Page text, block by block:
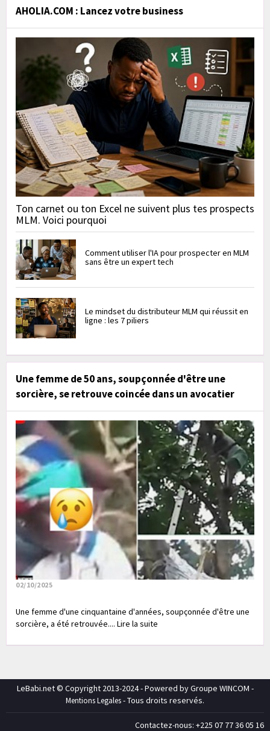
AHOLIA.COM : Lancez votre business
Ton carnet ou ton Excel ne suivent plus tes prospects
MLM. Voici pourquoi
Comment utiliser l'IA pour prospecter en MLM
sans être un expert tech
Le mindset du distributeur MLM qui réussit en
ligne : les 7 piliers
Une femme de 50 ans, soupçonnée d'être une
sorcière, se retrouve coincée dans un avocatier
02/10/2025
Une femme d'une cinquantaine d'années, soupçonnée d'être une
sorcière, a été retrouvée.... Lire la suite
LeBabi.net © Copyright 2013-2024 - Powered by Groupe WINCOM -
Mentions Legales- Tous droits reservés.
Contactez-nous: +225 07 77 36 05 16